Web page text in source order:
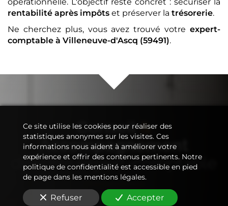
rentabilité après impôts et préserver la trésorerie.
Ne cherchez plus, vous avez trouvé votre expert-
comptable à Villeneuve-d'Ascq (59491).
Conseil&
Accompagnement
de votreexpert-comptable
Ce site utilise les cookies pour réaliser des
statistiques anonymes sur les visites. Ces
informations nous aident à améliorer votre
expérience et offrir des contenus pertinents. Notre
politique de confidentialité est accessible en pied
de page dans les mentions légales.
Refuser Accepter